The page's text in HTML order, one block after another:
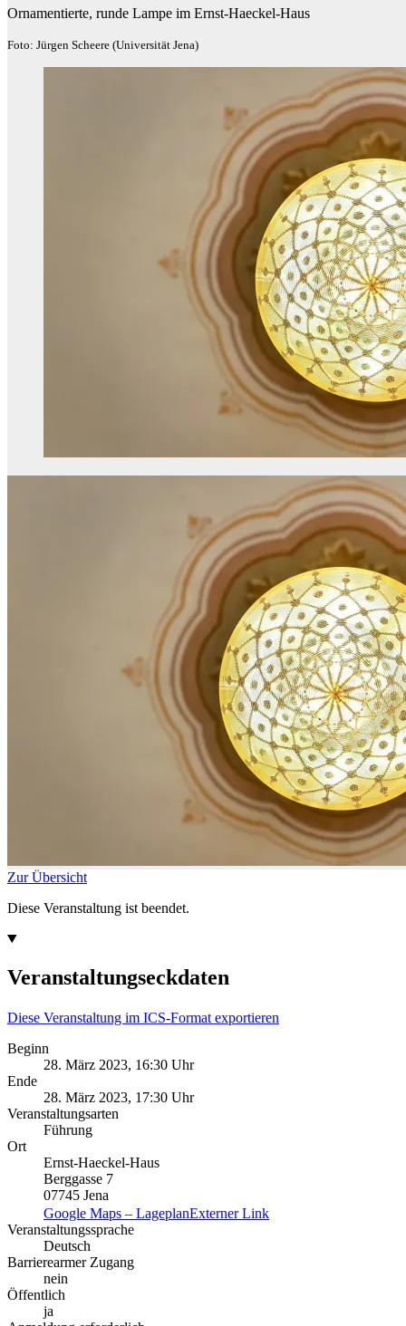
Ornamentierte, runde Lampe im Ernst-Haeckel-Haus
Foto: Jürgen Scheere (Universität Jena)
Zur Übersicht
Diese Veranstaltung ist beendet.
Veranstaltungseckdaten
Diese Veranstaltung im ICS-Format exportieren
Beginn
28. März 2023, 16:30 Uhr
Ende
28. März 2023, 17:30 Uhr
Veranstaltungsarten
Führung
Ort
Ernst-Haeckel-Haus
Berggasse 7
07745 Jena
Google Maps – LageplanExterner Link
Veranstaltungssprache
Deutsch
Barrierearmer Zugang
nein
Öffentlich
ja